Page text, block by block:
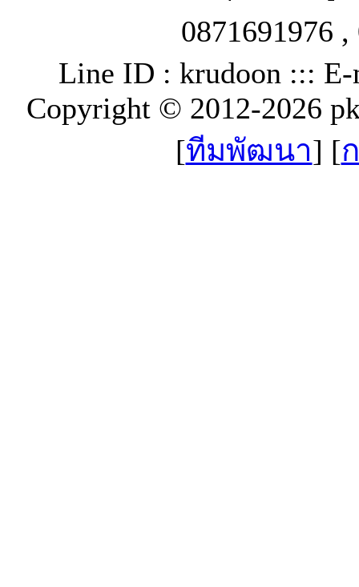
0871691976
Line ID : krudoon :::
Copyright © 2012-2026
[ทีมพัฒนา] [